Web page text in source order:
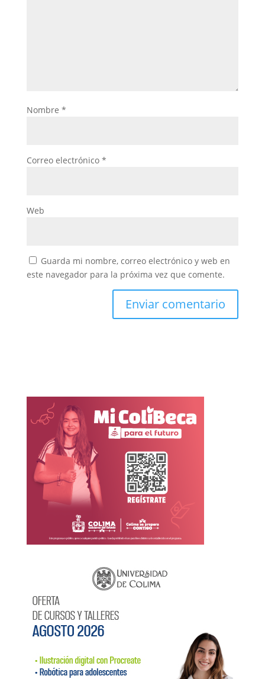
Nombre *
Correo electrónico *
Web
Guarda mi nombre, correo electrónico y web en
este navegador para la próxima vez que comente.